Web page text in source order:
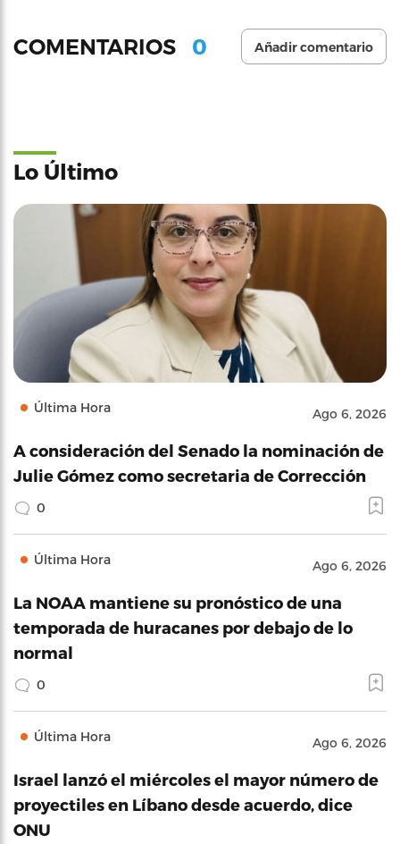
COMENTARIOS 0 Añadir comentario
Lo Último
Última Hora Ago 6, 2026
A consideración del Senado la nominación de
Julie Gómez como secretaria de Corrección
0
Última Hora Ago 6, 2026
La NOAA mantiene su pronóstico de una
temporada de huracanes por debajo de lo
normal
0
Última Hora Ago 6, 2026
Israel lanzó el miércoles el mayor número de
proyectiles en Líbano desde acuerdo, dice
ONU